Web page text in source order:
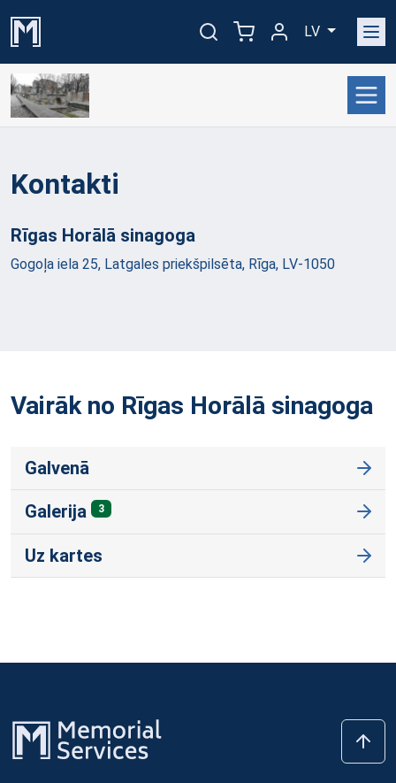
LV
Kontakti
Rīgas Horālā sinagoga
Gogoļa iela 25, Latgales priekšpilsēta, Rīga, LV-1050
Vairāk no Rīgas Horālā sinagoga
Galvenā
Galerija 3
Uz kartes